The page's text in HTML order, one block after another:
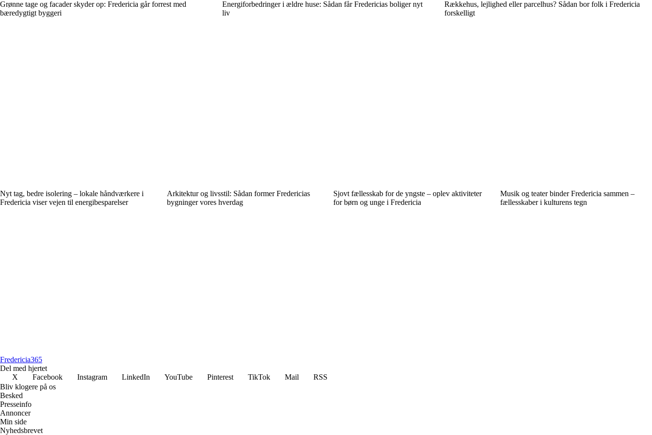
Grønne tage og facader skyder op: Fredericia går forrest med
bæredygtigt byggeri
Energiforbedringer i ældre huse: Sådan får Fredericias boliger nyt
liv
Rækkehus, lejlighed eller parcelhus? Sådan bor folk i Fredericia
forskelligt
Nyt tag, bedre isolering – lokale håndværkere i
Fredericia viser vejen til energibesparelser
Arkitektur og livsstil: Sådan former Fredericias
bygninger vores hverdag
Sjovt fællesskab for de yngste – oplev aktiviteter
for børn og unge i Fredericia
Musik og teater binder Fredericia sammen –
fællesskaber i kulturens tegn
Fredericia365
Del med hjertet
X
Facebook Instagram LinkedIn YouTube Pinterest TikTok Mail
RSS
Bliv klogere på os
Besked
Presseinfo
Annoncer
Min side
Nyhedsbrevet